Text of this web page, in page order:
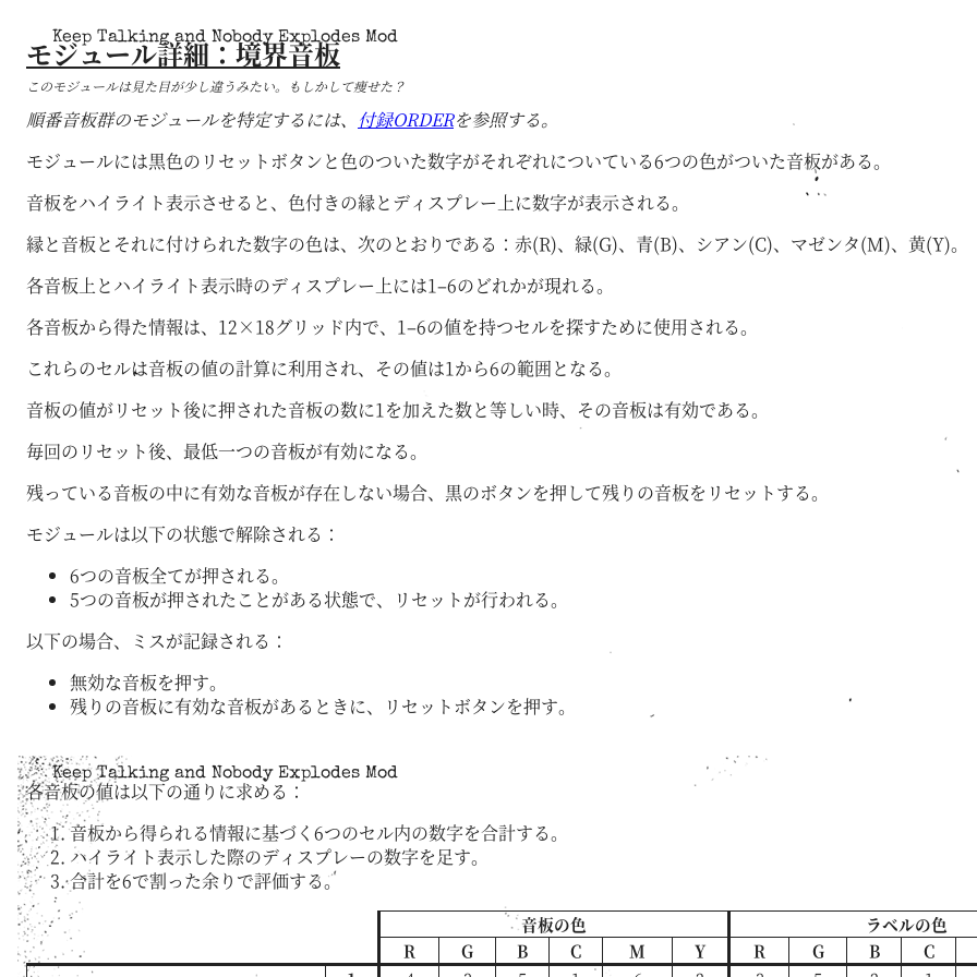
Keep Talking and Nobody Explodes Mod
モジュール詳細：境界音板
このモジュールは見た目が少し違うみたい。もしかして痩せた？
順番音板群のモジュールを特定するには、 付録ORDERを参照する。
モジュールには黒色のリセットボタンと色のついた数字がそれぞれについている6つの色がついた音板がある。
音板をハイライト表示させると、色付きの縁とディスプレー上に数字が表示される。
縁と音板とそれに付けられた数字の色は、次のとおりである：赤(R)、緑(G)、青(B)、シアン(C)、マゼンタ(M)、黄(Y)。
各音板上とハイライト表示時のディスプレー上には1–6のどれかが現れる。
各音板から得た情報は、12×18グリッド内で、1–6の値を持つセルを探すために使用される。
これらのセルは音板の値の計算に利用され、その値は1から6の範囲となる。
音板の値がリセット後に押された音板の数に1を加えた数と等しい時、その音板は有効である。
毎回のリセット後、最低一つの音板が有効になる。
残っている音板の中に有効な音板が存在しない場合、黒のボタンを押して残りの音板をリセットする。
モジュールは以下の状態で解除される：
6つの音板全てが押される。
5つの音板が押されたことがある状態で、リセットが行われる。
以下の場合、ミスが記録される：
無効な音板を押す。
残りの音板に有効な音板があるときに、リセットボタンを押す。
Keep Talking and Nobody Explodes Mod
各音板の値は以下の通りに求める：
音板から得られる情報に基づく6つのセル内の数字を合計する。
ハイライト表示した際のディスプレーの数字を足す。
合計を6で割った余りで評価する。
音板の色
ラベルの色
R
G B C M Y R G B
C